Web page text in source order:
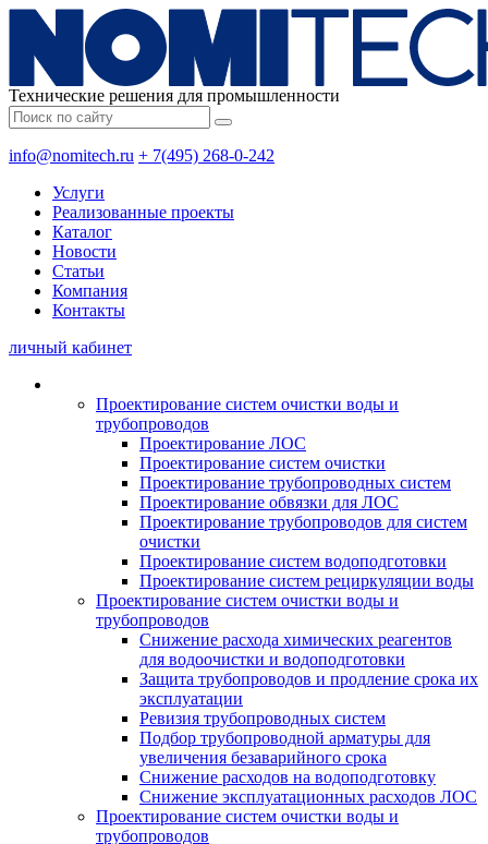
Технические решения для промышленности
info@nomitech.ru + 7(495) 268-0-242
Услуги
Реализованные проекты
Каталог
Новости
Статьи
Компания
Контакты
личный кабинет
Проектирование систем очистки воды и
трубопроводов
Проектирование ЛОС
Проектирование систем очистки
Проектирование трубопроводных систем
Проектирование обвязки для ЛОС
Проектирование трубопроводов для систем
очистки
Проектирование систем водоподготовки
Проектирование систем рециркуляции воды
Проектирование систем очистки воды и
трубопроводов
Снижение расхода химических реагентов
для водоочистки и водоподготовки
Защита трубопроводов и продление срока их
эксплуатации
Ревизия трубопроводных систем
Подбор трубопроводной арматуры для
увеличения безаварийного срока
Снижение расходов на водоподготовку
Снижение эксплуатационных расходов ЛОС
Проектирование систем очистки воды и
трубопроводов